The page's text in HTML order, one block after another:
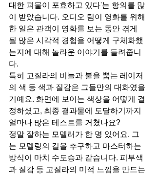
대한 괴물이 포효하고 있다'는 항의를 많
이 받았습니다. 오디오 팀이 영화를 위해
한 일은 관객이 영화를 보는 동안 겪게
될 많은 시각적 경험을 어떻게 구체화했
는지에 대해 놀라운 이야기를 들려줍니
다.
특히 고질라의 비늘과 불을 뿜는 레이저
의 색 등 색과 질감은 그들만의 대화였을
거예요. 화면에 보이는 색상을 어떻게 결
정하셨고, 최종 결과물에 도달하기까지
얼마나 많은 테스트를 거쳤나요?
정말 잘하는 모델러가 한 명 있어요. 그
는 모델링의 길을 추구하고 마스터하는
방식이 마치 수도승과 같습니다. 피부색
과 질감 등 고질라의 미적 느낌을 만드는